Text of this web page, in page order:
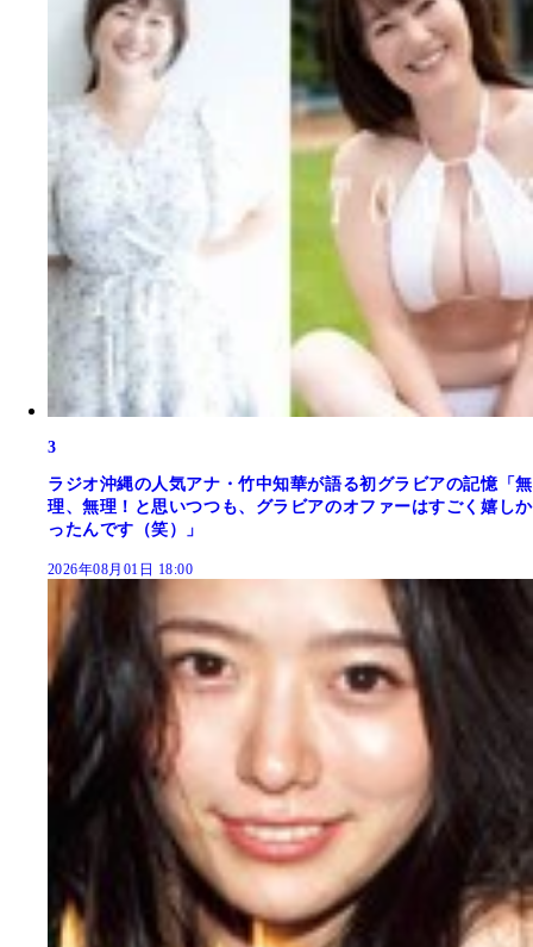
3
ラジオ沖縄の人気アナ・竹中知華が語る初グラビアの記憶「無
理、無理！と思いつつも、グラビアのオファーはすごく嬉しか
ったんです（笑）」
2026年08月01日 18:00